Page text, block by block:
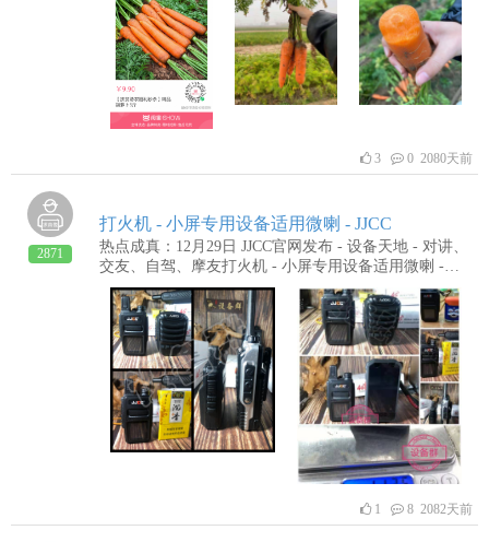
3 0 2080天前
2871
打火机 - 小屏专用设备适用微喇 - JJCC
热点成真：12月29日 JJCC官网发布 - 设备天地 - 对讲、
交友、自驾、摩友打火机 - 小屏专用设备适用微喇 -
JJCC
1 8 2082天前